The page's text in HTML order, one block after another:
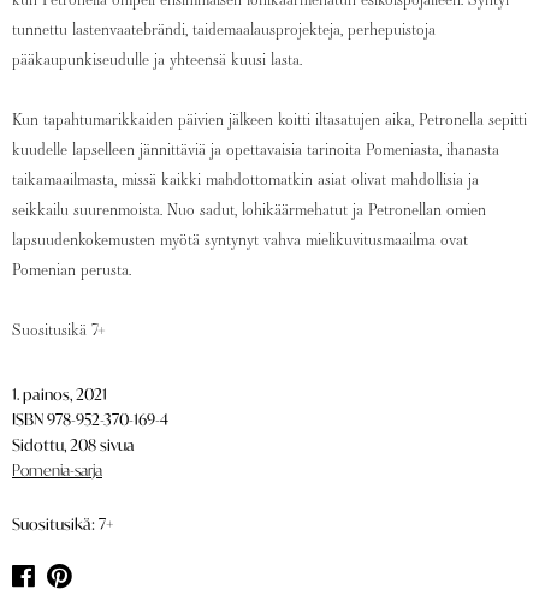
tunnettu lastenvaatebrändi, taidemaalausprojekteja, perhepuistoja
pääkaupunkiseudulle ja yhteensä kuusi lasta.
Kun tapahtumarikkaiden päivien jälkeen koitti iltasatujen aika, Petronella sepitti
kuudelle lapselleen jännittäviä ja opettavaisia tarinoita Pomeniasta, ihanasta
taikamaailmasta, missä kaikki mahdottomatkin asiat olivat mahdollisia ja
seikkailu suurenmoista. Nuo sadut, lohikäärmehatut ja Petronellan omien
lapsuudenkokemusten myötä syntynyt vahva mielikuvitusmaailma ovat
Pomenian perusta.
Suositusikä 7+
1. painos, 2021
ISBN 978-952-370-169-4
Sidottu, 208 sivua
Pomenia-sarja
Suositusikä: 7+